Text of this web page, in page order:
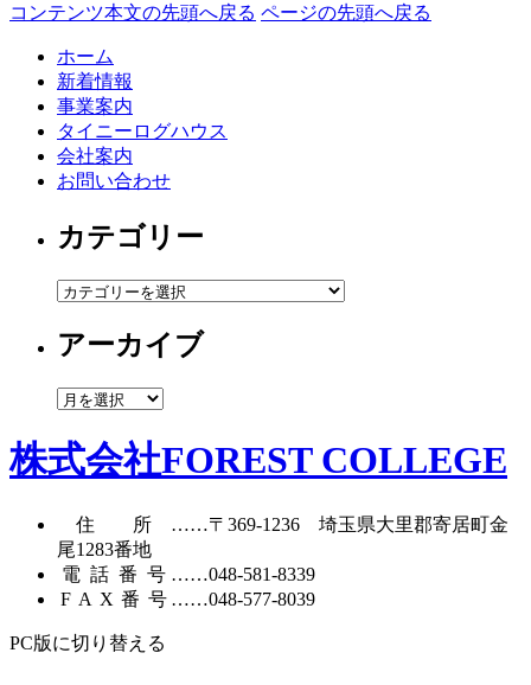
コンテンツ本文の先頭へ戻る ページの先頭へ戻る
ホーム
新着情報
事業案内
タイニーログハウス
会社案内
お問い合わせ
カテゴリー
カ
ゴ
ー
アーカイブ
ア
カ
イ
株式会社FOREST COLLEGE
住所……〒369-1236 埼玉県大里郡寄居町金
尾1283番地
電話番号……048-581-8339
FAX番号……048-577-8039
PC版に切り替える